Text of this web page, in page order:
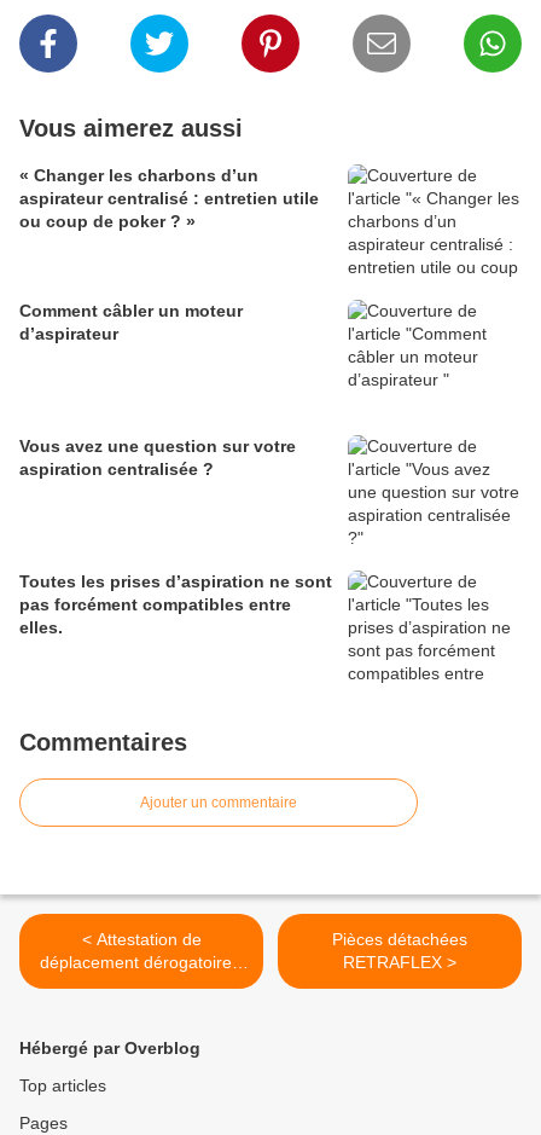
Vous aimerez aussi
« Changer les charbons d’un
aspirateur centralisé : entretien utile
ou coup de poker ? »
Comment câbler un moteur
d’aspirateur
Vous avez une question sur votre
aspiration centralisée ?
Toutes les prises d’aspiration ne sont
pas forcément compatibles entre
elles.
Commentaires
Ajouter un commentaire
< Attestation de
déplacement dérogatoire (
mise à jour 23.3.2020 )
Pièces détachées
RETRAFLEX >
Hébergé par Overblog
Top articles
Pages